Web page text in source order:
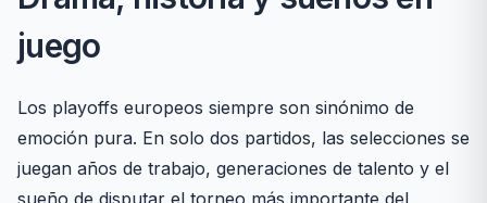
juego
Los playoffs europeos siempre son sinónimo de
emoción pura. En solo dos partidos, las selecciones se
juegan años de trabajo, generaciones de talento y el